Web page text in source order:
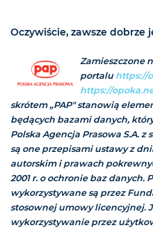
Oczywiście, zawsze dobrze
Zamieszczone
portalu https://
https://
skrótem „PAP" stanowią
będących bazami danych,
Polska Agencja Prasowa S.A.
są one przepisami ustawy z
autorskim i prawach
2001 r. o ochronie baz danych.
wykorzystywane są przez
stosownej umowy licencyjnej.
wykorzystywanie przez